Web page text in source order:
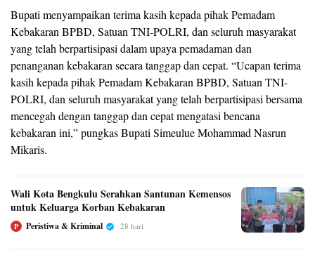
Bupati menyampaikan terima kasih kepada pihak Pemadam
Kebakaran BPBD, Satuan TNI-POLRI, dan seluruh masyarakat
yang telah berpartisipasi dalam upaya pemadaman dan
penanganan kebakaran secara tanggap dan cepat. “Ucapan terima
kasih kepada pihak Pemadam Kebakaran BPBD, Satuan TNI-
POLRI, dan seluruh masyarakat yang telah berpartisipasi bersama
mencegah dengan tanggap dan cepat mengatasi bencana
kebakaran ini,” pungkas Bupati Simeulue Mohammad Nasrun
Mikaris.
Wali Kota Bengkulu Serahkan Santunan Kemensos
untuk Keluarga Korban Kebakaran
P Peristiwa & Kriminal 28 hari